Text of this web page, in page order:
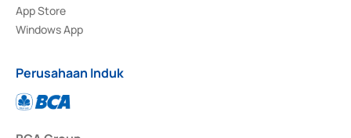
App Store
Windows App
Perusahaan Induk